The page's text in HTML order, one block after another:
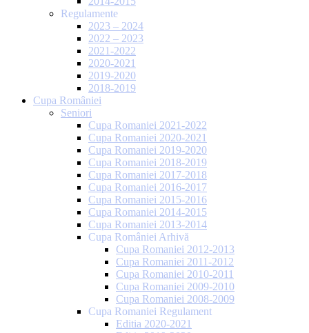
Regulamente
2023 – 2024
2022 – 2023
2021-2022
2020-2021
2019-2020
2018-2019
Cupa României
Seniori
Cupa Romaniei 2021-2022
Cupa Romaniei 2020-2021
Cupa Romaniei 2019-2020
Cupa Romaniei 2018-2019
Cupa Romaniei 2017-2018
Cupa Romaniei 2016-2017
Cupa Romaniei 2015-2016
Cupa Romaniei 2014-2015
Cupa Romaniei 2013-2014
Cupa României Arhivă
Cupa Romaniei 2012-2013
Cupa Romaniei 2011-2012
Cupa Romaniei 2010-2011
Cupa Romaniei 2009-2010
Cupa Romaniei 2008-2009
Cupa Romaniei Regulament
Editia 2020-2021